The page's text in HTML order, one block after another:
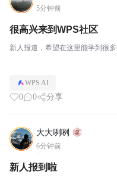
5分钟前
很高兴来到WPS社区
新人报道，希望在这里能学到很
WPS AI
0 0 分享
大大咧咧
6分钟前
新人报到啦